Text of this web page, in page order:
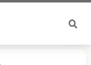
تخطي
المحتوى